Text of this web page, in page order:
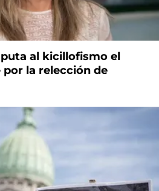
al kicillofismo el
la relección de